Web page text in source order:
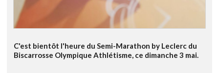
C'est bientôt l'heure du Semi-Marathon by Leclerc du
Biscarrosse Olympique Athlétisme, ce dimanche 3 mai.